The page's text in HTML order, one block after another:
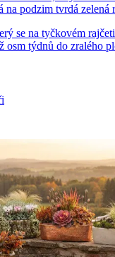
na podzim tvrdá zelená
se na tyčkovém
osm týdnů do zralého